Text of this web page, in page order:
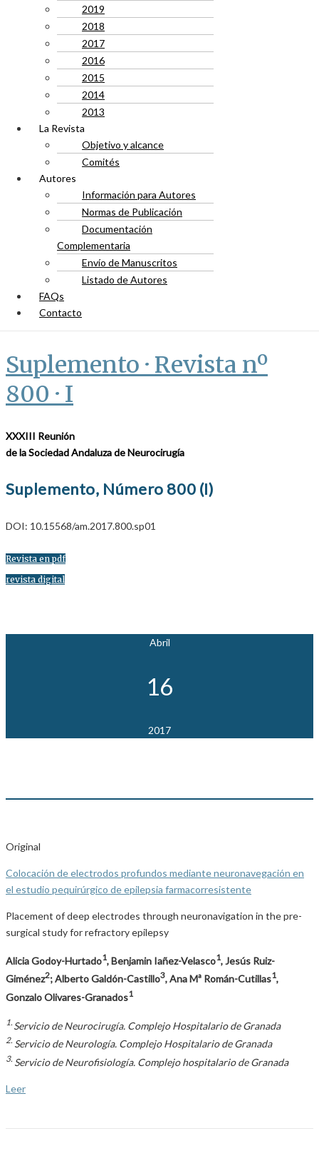
2019
2018
2017
2016
2015
2014
2013
La Revista
Objetivo y alcance
Comités
Autores
Información para Autores
Normas de Publicación
Documentación
Complementaria
Envío de Manuscritos
Listado de Autores
FAQs
Contacto
Suplemento · Revista nº
800 · I
XXXIII Reunión
de la Sociedad Andaluza de Neurocirugía
Suplemento, Número 800 (I)
DOI: 10.15568/am.2017.800.sp01
Revista en pdf
revista digital
Abril
16
2017
Original
Colocación de electrodos profundos mediante neuronavegación en
el estudio pequirúrgico de epilepsia farmacorresistente
Placement of deep electrodes through neuronavigation in the pre-
surgical study for refractory epilepsy
Alicia Godoy-Hurtado1, Benjamin Iañez-Velasco1, Jesús Ruiz-
Giménez2; Alberto Galdón-Castillo3, Ana Mª Román-Cutillas1,
Gonzalo Olivares-Granados1
1. Servicio de Neurocirugía. Complejo Hospitalario de Granada
2. Servicio de Neurología. Complejo Hospitalario de Granada
3. Servicio de Neurofisiología. Complejo hospitalario de Granada
Leer